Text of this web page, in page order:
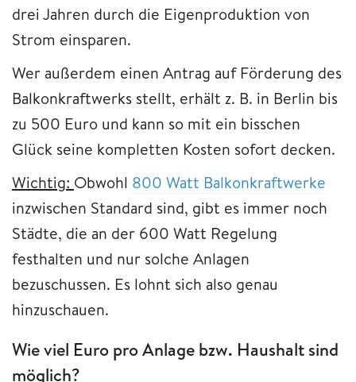
drei Jahren durch die Eigenproduktion von
Strom einsparen.
Wer außerdem einen Antrag auf Förderung des
Balkonkraftwerks stellt, erhält z. B. in Berlin bis
zu 500 Euro und kann so mit ein bisschen
Glück seine kompletten Kosten sofort decken.
Wichtig: Obwohl 800 Watt Balkonkraftwerke
inzwischen Standard sind, gibt es immer noch
Städte, die an der 600 Watt Regelung
festhalten und nur solche Anlagen
bezuschussen. Es lohnt sich also genau
hinzuschauen.
Wie viel Euro pro Anlage bzw. Haushalt sind
möglich?